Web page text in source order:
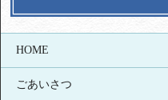
HOME
ごあいさつ